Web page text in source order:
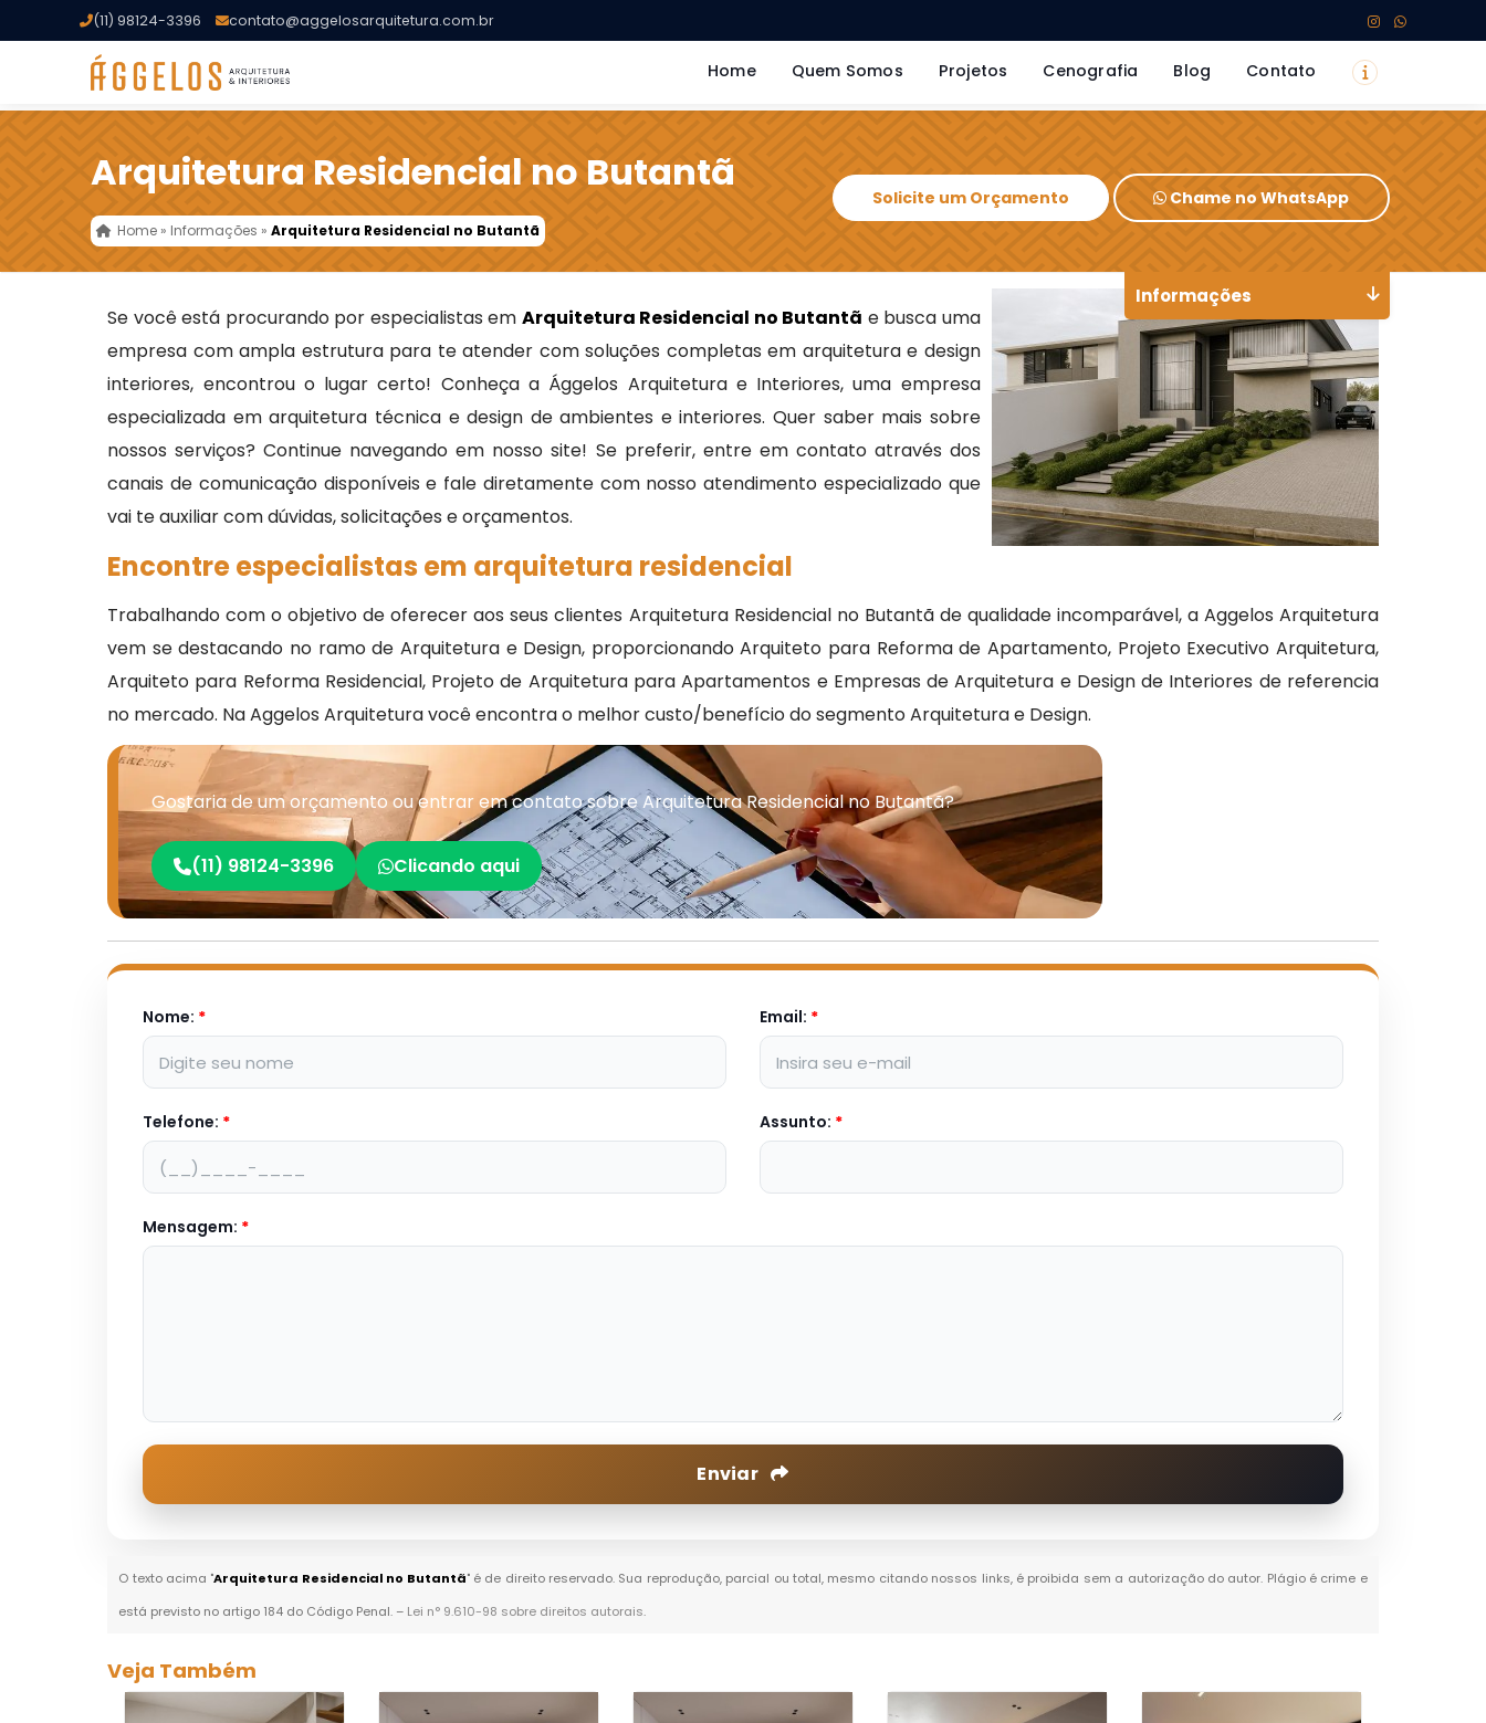
(11) 98124-3396 contato@aggelosarquitetura.com.br
Home Quem Somos Projetos Cenografia Blog Contato
Arquitetura Residencial no Butantã
Home » Informações »Arquitetura Residencial no Butantã
Solicite um Orçamento Chame no WhatsApp
Se você está procurando por especialistas em Arquitetura Residencial no Butantã e busca uma
empresa com ampla estrutura para te atender com soluções completas em arquitetura e design
interiores, encontrou o lugar certo! Conheça a Ággelos Arquitetura e Interiores, uma empresa
especializada em arquitetura técnica e design de ambientes e interiores. Quer saber mais sobre
nossos serviços? Continue navegando em nosso site! Se preferir, entre em contato através dos
canais de comunicação disponíveis e fale diretamente com nosso atendimento especializado que
vai te auxiliar com dúvidas, solicitações e orçamentos.
Encontre especialistas em arquitetura residencial
Trabalhando com o objetivo de oferecer aos seus clientes Arquitetura Residencial no Butantã de qualidade incomparável, a Aggelos Arquitetura
vem se destacando no ramo de Arquitetura e Design, proporcionando Arquiteto para Reforma de Apartamento, Projeto Executivo Arquitetura,
Arquiteto para Reforma Residencial, Projeto de Arquitetura para Apartamentos e Empresas de Arquitetura e Design de Interiores de referencia
no mercado. Na Aggelos Arquitetura você encontra o melhor custo/benefício do segmento Arquitetura e Design.
Gostaria de um orçamento ou entrar em contato sobre Arquitetura Residencial no Butantã?
(11) 98124-3396 Clicando aqui
Nome: * Email: *
Telefone: * Assunto: *
Mensagem: *
Enviar
O texto acima "Arquitetura Residencial no Butantã" é de direito reservado. Sua reprodução, parcial ou total, mesmo citando nossos links, é proibida sem a autorização do autor. Plágio é crime e
está previsto no artigo 184 do Código Penal. – Lei n° 9.610-98 sobre direitos autorais.
Informações
Veja Também